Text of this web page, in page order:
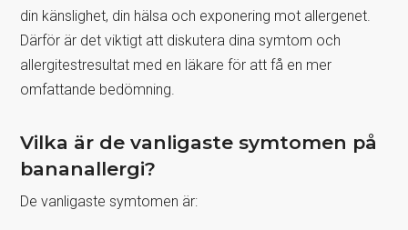
din känslighet, din hälsa och exponering mot allergenet.
Därför är det viktigt att diskutera dina symtom och
allergitestresultat med en läkare för att få en mer
omfattande bedömning.
Vilka är de vanligaste symtomen på
bananallergi?
De vanligaste symtomen är: